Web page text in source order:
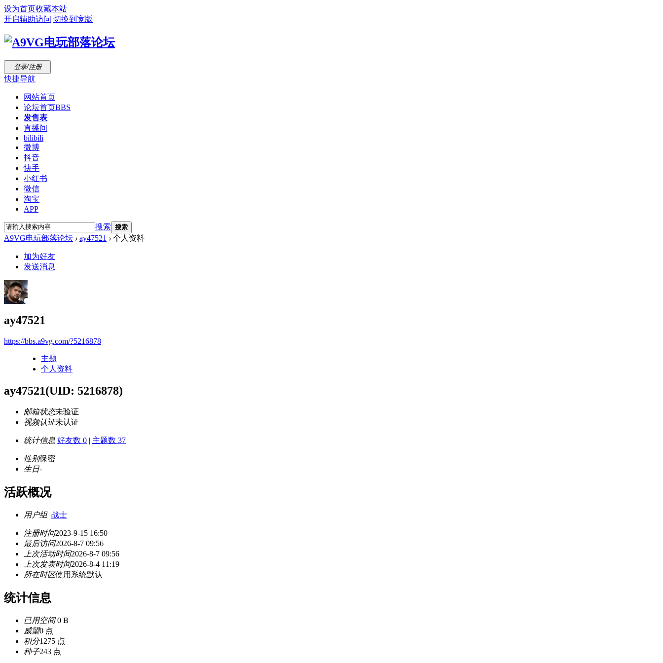
设为首页收藏本站
开启辅助访问 切换到宽版
登录/注册
快捷导航
网站首页
论坛首页BBS
发售表
直播间
bilibili
微博
抖音
快手
小红书
微信
淘宝
APP
搜索 搜索
A9VG电玩部落论坛 › ay47521 › 个人资料
加为好友
发送消息
ay47521
https://bbs.a9vg.com/?5216878
主题
个人资料
ay47521(UID: 5216878)
邮箱状态未验证
视频认证未认证
统计信息 好友数 0 | 主题数 37
性别保密
生日-
活跃概况
用户组 战士
注册时间2023-9-15 16:50
最后访问2026-8-7 09:56
上次活动时间2026-8-7 09:56
上次发表时间2026-8-4 11:19
所在时区使用系统默认
统计信息
已用空间0 B
威望0 点
积分1275 点
种子243 点